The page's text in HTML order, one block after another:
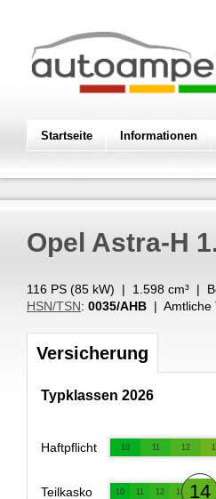
Startseite Informationen
Opel Astra-H
116 PS (85 kW) | 1.598 cm³ |
HSN/TSN: 0035/AHB | Amtliche
Versicherung
Typklassen 2026
Haftpflicht 10 11 12
Teilkasko 10 11 12 13 14